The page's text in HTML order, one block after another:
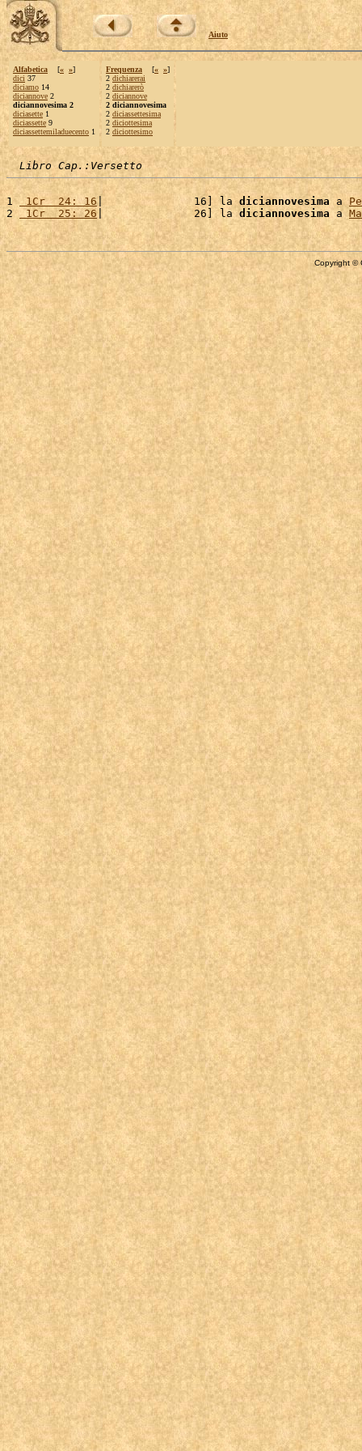
Aiuto
Alfabetica [« »]
dici 37
diciamo 14
diciannove 2
diciannovesima 2
diciasette 1
diciassette 9
diciassettemiladuecento 1
Frequenza [« »]
2 dichiarerai
2 dichiarerò
2 diciannove
2 diciannovesima
2 diciassettesima
2 diciottesima
2 diciottesimo
Libro Cap.:Versetto
1 1Cr  24: 16|              16] la diciannovesima a
2
1Cr  25: 26 |              26] la diciannovesima a
Copyright ©